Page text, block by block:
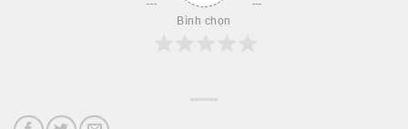
Bình chọn